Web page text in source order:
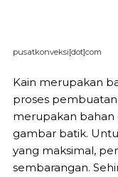
pusatkonveksi[dot]com
Kain merupakan
proses
merupakan
gambar batik.
yang maksimal,
sembarangan.